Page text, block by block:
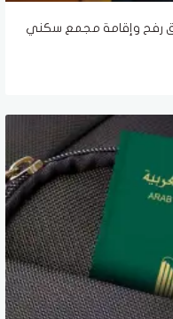
شرق رفح وإقامة مجمع سكني